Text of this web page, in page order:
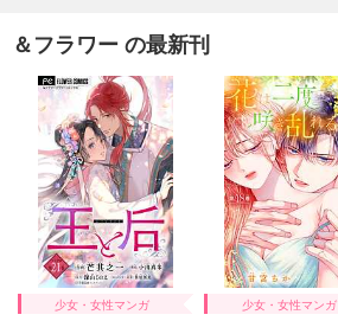
あらすじを表示する
＆フラワー 2026年5号
275円 (税込)
あらすじを表示する
＆フラワー 2026年4号
275円 (税込)
＆フラワー の最新刊
少女・女性マンガ 少女・女性マンガ